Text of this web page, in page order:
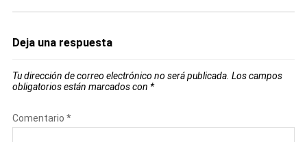
Deja una respuesta
Tu dirección de correo electrónico no será publicada. Los campos
obligatorios están marcados con *
Comentario *